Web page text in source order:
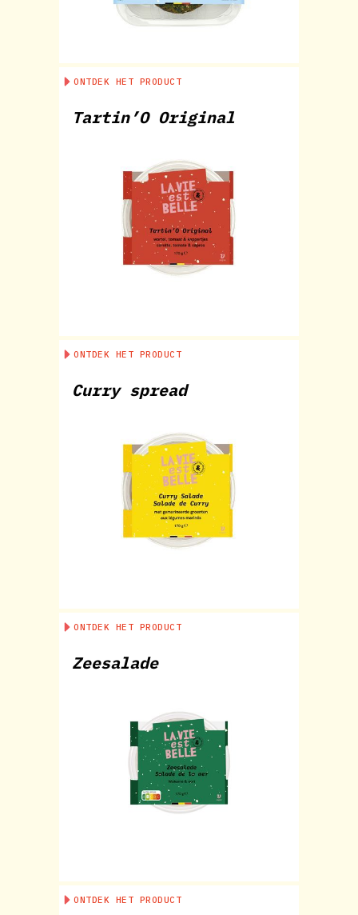
ONTDEK HET PRODUCT
Tartin’O Original
ONTDEK HET PRODUCT
Curry spread
ONTDEK HET PRODUCT
Zeesalade
ONTDEK HET PRODUCT